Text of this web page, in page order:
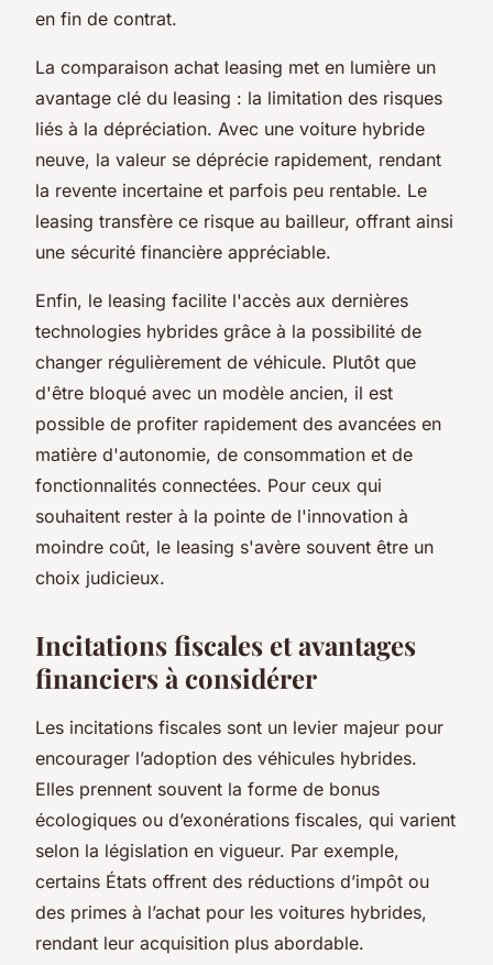
en fin de contrat.
La comparaison achat leasing met en lumière un
avantage clé du leasing : la limitation des risques
liés à la dépréciation. Avec une voiture hybride
neuve, la valeur se déprécie rapidement, rendant
la revente incertaine et parfois peu rentable. Le
leasing transfère ce risque au bailleur, offrant ainsi
une sécurité financière appréciable.
Enfin, le leasing facilite l'accès aux dernières
technologies hybrides grâce à la possibilité de
changer régulièrement de véhicule. Plutôt que
d'être bloqué avec un modèle ancien, il est
possible de profiter rapidement des avancées en
matière d'autonomie, de consommation et de
fonctionnalités connectées. Pour ceux qui
souhaitent rester à la pointe de l'innovation à
moindre coût, le leasing s'avère souvent être un
choix judicieux.
Incitations fiscales et avantages
financiers à considérer
Les incitations fiscales sont un levier majeur pour
encourager l’adoption des véhicules hybrides.
Elles prennent souvent la forme de bonus
écologiques ou d’exonérations fiscales, qui varient
selon la législation en vigueur. Par exemple,
certains États offrent des réductions d’impôt ou
des primes à l’achat pour les voitures hybrides,
rendant leur acquisition plus abordable.